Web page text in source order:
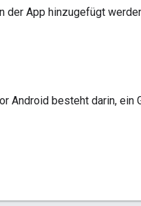
der App hinzugefügt
Android besteht darin, ein